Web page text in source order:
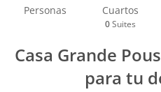
Personas Cuartos
0 Suites
Casa Grande
para tu